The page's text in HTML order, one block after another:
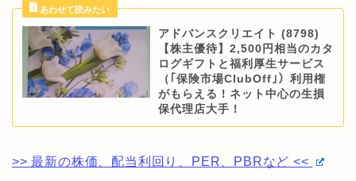
アドバンスクリエイト (8798)
【株主優待】2,500円相当のカタ
ログギフトと福利厚生サービス
（｢保険市場ClubOff｣）利用権
がもらえる！ネット中心の生損
保代理店大手！
>> 最新の株価、配当利回り、PER、PBRなど <<